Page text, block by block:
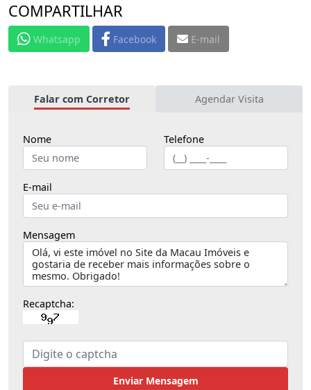
COMPARTILHAR
Whatsapp Facebook E-mail
Falar com Corretor Agendar Visita
Nome Telefone
E-mail
Mensagem
Recaptcha:
Enviar Mensagem